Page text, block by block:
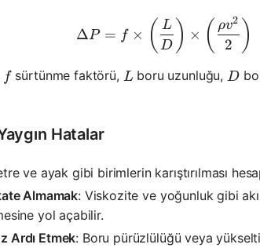
\Delta P = f
ΔP = f × ( D
L ) × ( 2
ρv2 )
ffsürtünme faktörü, L
Lboru uzunluğu, D
D
Hatalar
ve ayak gibi birimlerin karıştırılması
Almamak: Viskozite ve yoğunluk gibi
yol açabilir.
Ardı Etmek: Boru pürüzlülüğü veya